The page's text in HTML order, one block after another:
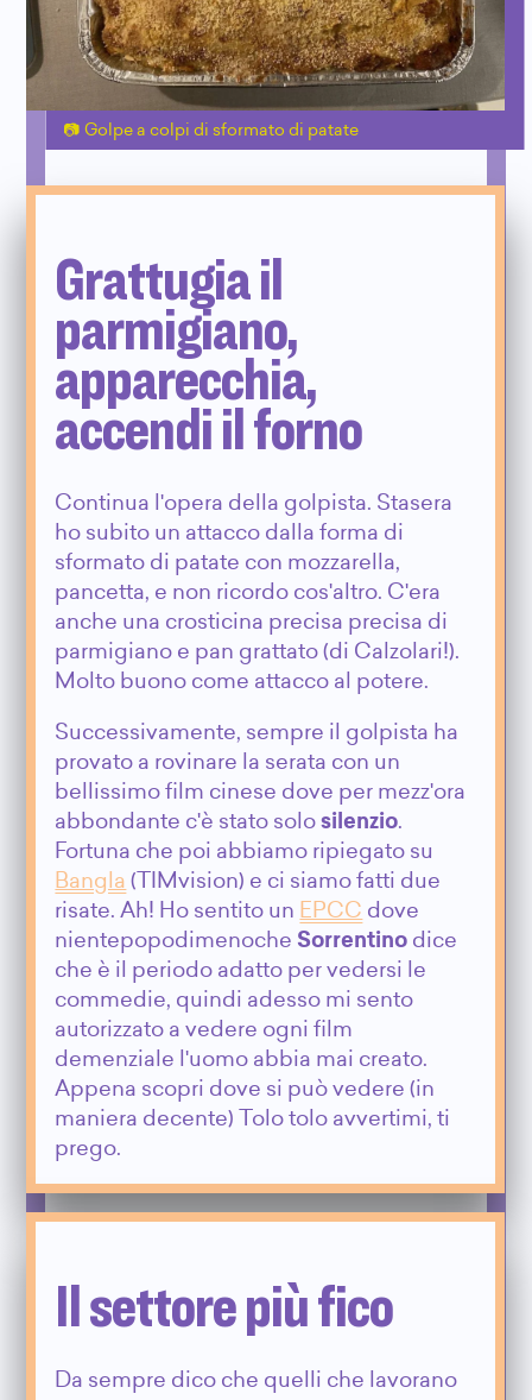
Golpe a colpi di sformato di patate
Grattugia il
parmigiano,
apparecchia,
accendi il forno
Continua l'opera della golpista. Stasera
ho subito un attacco dalla forma di
sformato di patate con mozzarella,
pancetta, e non ricordo cos'altro. C'era
anche una crosticina precisa precisa di
parmigiano e pan grattato (di Calzolari!).
Molto buono come attacco al potere.
Successivamente, sempre il golpista ha
provato a rovinare la serata con un
bellissimo film cinese dove per mezz'ora
abbondante c'è stato solosilenzio.
Fortuna che poi abbiamo ripiegato su
Bangla (TIMvision) e ci siamo fatti due
risate. Ah! Ho sentito un EPCC dove
nientepopodimenoche Sorrentino dice
che è il periodo adatto per vedersi le
commedie, quindi adesso mi sento
autorizzato a vedere ogni film
demenziale l'uomo abbia mai creato.
Appena scopri dove si può vedere (in
maniera decente) Tolo tolo avvertimi, ti
prego.
Il settore più fico
Da sempre dico che quelli che lavorano